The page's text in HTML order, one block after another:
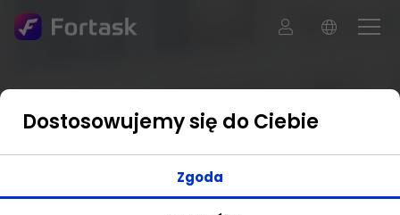
Dostosowujemy się do Ciebie
Zgoda